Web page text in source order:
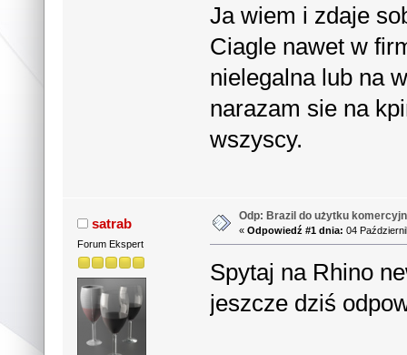
Ja wiem i zdaje
Ciagle nawet w
nielegalna lub na
narazam sie na
wszyscy.
satrab
Forum Ekspert
Odp: Brazil do użytku
«Odpowiedź #1 dnia: 04
Spytaj na Rhino
jeszcze dziś